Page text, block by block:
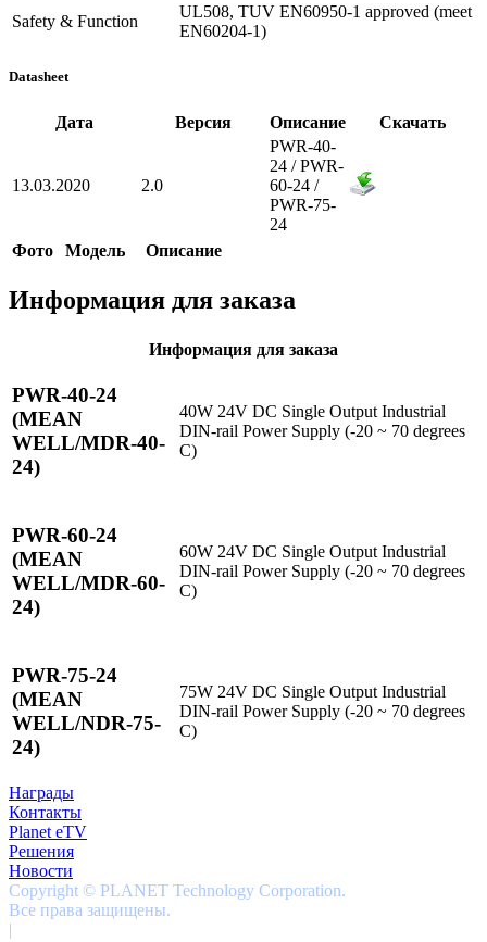
Safety & Function
UL508, TUV EN60950-1 approved (meet
EN60204-1)
Datasheet
Дата Версия Описание Скачать
13.03.2020 2.0
PWR-40-
24 / PWR-
60-24 /
PWR-75-
24
Фото
Модель Описание
Информация для заказа
Информация для заказа
PWR-40-24
(MEAN
WELL/MDR-40-
24)
40W 24V DC Single Output Industrial
DIN-rail Power Supply (-20 ~ 70 degrees
C)
PWR-60-24
(MEAN
WELL/MDR-60-
24)
60W 24V DC Single Output Industrial
DIN-rail Power Supply (-20 ~ 70 degrees
C)
PWR-75-24
(MEAN
WELL/NDR-75-
24)
75W 24V DC Single Output Industrial
DIN-rail Power Supply (-20 ~ 70 degrees
C)
Награды
Контакты
Planet eTV
Решения
Новости
Copyright © PLANET Technology Corporation.
Все права защищены.
|